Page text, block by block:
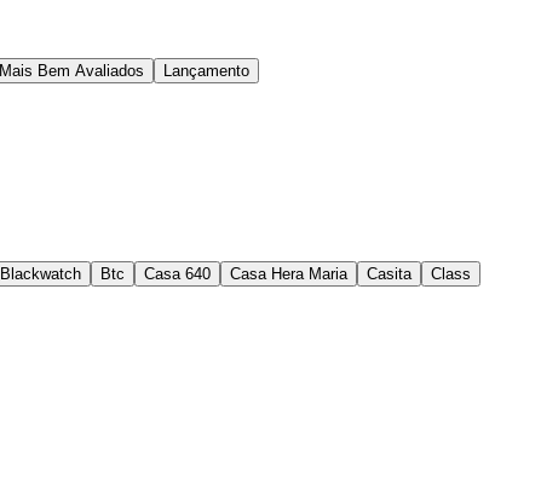
Mais Bem Avaliados Lançamento
Blackwatch Btc Casa 640 Casa Hera Maria Casita Class